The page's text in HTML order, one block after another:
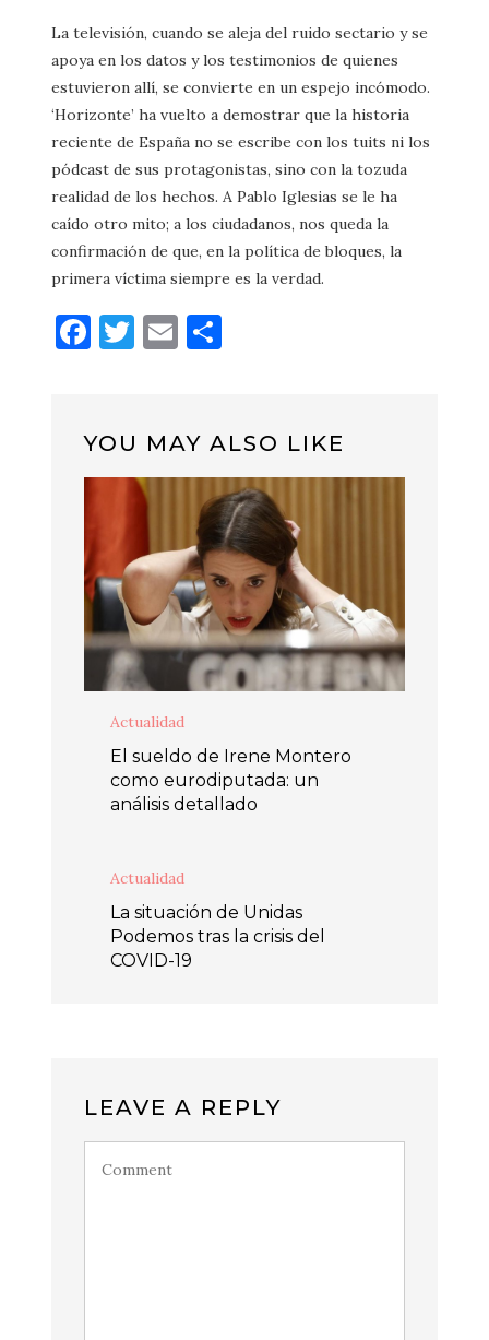
La televisión, cuando se aleja del ruido sectario y se
apoya en los datos y los testimonios de quienes
estuvieron allí, se convierte en un espejo incómodo.
‘Horizonte’ ha vuelto a demostrar que la historia
reciente de España no se escribe con los tuits ni los
pódcast de sus protagonistas, sino con la tozuda
realidad de los hechos. A Pablo Iglesias se le ha
caído otro mito; a los ciudadanos, nos queda la
confirmación de que, en la política de bloques, la
primera víctima siempre es la verdad.
Facebook
Twitter
Email
YOU MAY ALSO LIKE
Actualidad
El sueldo de Irene Montero
como eurodiputada: un
análisis detallado
Actualidad
La situación de Unidas
Podemos tras la crisis del
COVID-19
LEAVE A REPLY